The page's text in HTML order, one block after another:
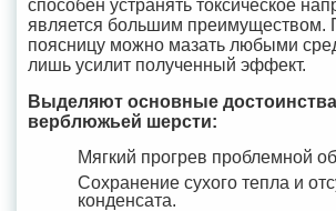
способен устранять токсическое
является большим преимуществом.
поясницу можно мазать любыми
лишь усилит полученный эффект.
Выделяют основные
верблюжьей шерсти:
Мягкий прогрев проблемной
Сохранение сухого тепла и
конденсата.